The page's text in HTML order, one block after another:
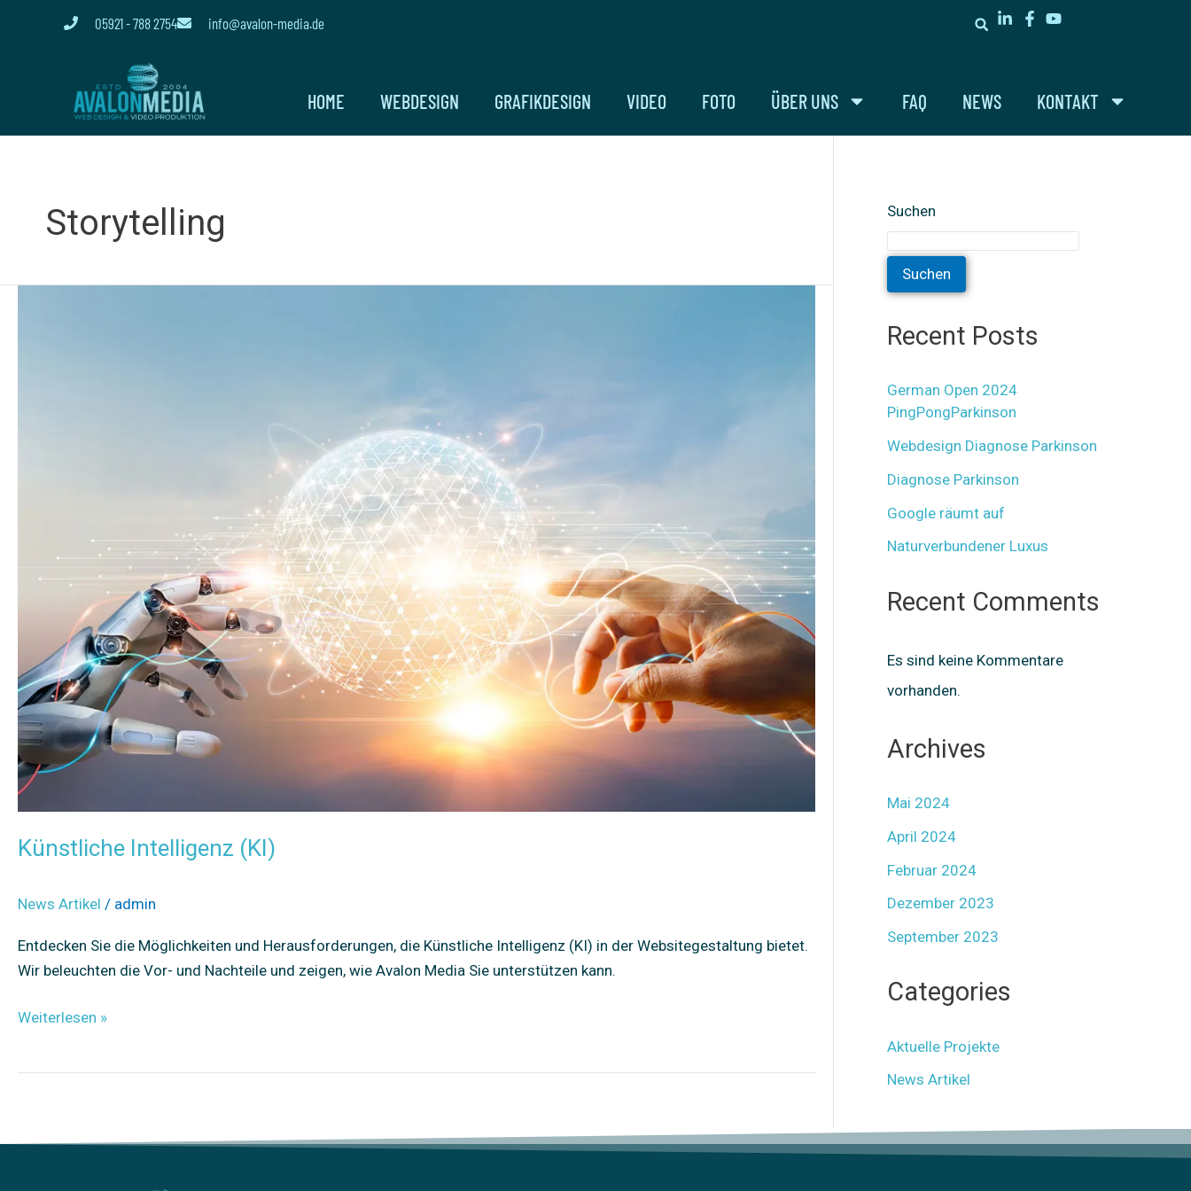
05921 - 788 2754 info@avalon-media.de
HOME WEBDESIGN GRAFIKDESIGN VIDEO FOTO ÜBER UNS FAQ NEWS KONTAKT
Storytelling
Künstliche Intelligenz (KI)
News Artikel / admin
Entdecken Sie die Möglichkeiten und Herausforderungen, die Künstliche Intelligenz (KI) in der Websitegestaltung bietet.
Wir beleuchten die Vor- und Nachteile und zeigen, wie Avalon Media Sie unterstützen kann.
Weiterlesen »
Suchen
Suchen
Recent Posts
German Open 2024
PingPongParkinson
Webdesign Diagnose Parkinson
Diagnose Parkinson
Google räumt auf
Naturverbundener Luxus
Recent Comments
Es sind keine Kommentare
vorhanden.
Archives
Mai 2024
April 2024
Februar 2024
Dezember 2023
September 2023
Categories
Aktuelle Projekte
News Artikel